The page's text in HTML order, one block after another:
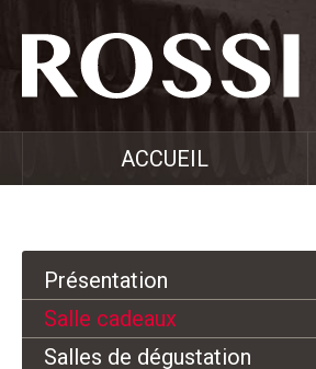
ACCUEIL
Présentation
Salle cadeaux
Salles de dégustation